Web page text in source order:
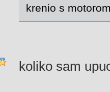
krenio s
koliko sam